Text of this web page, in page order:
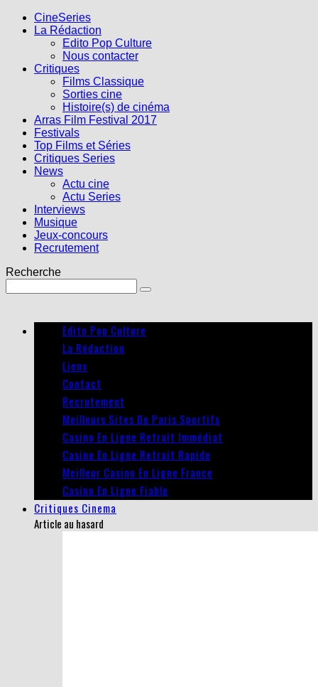
CineSeries
La Rédaction
Edito Pop Culture
Nous contacter
Critiques
Films Classique
Sorties cine
Histoire(s) de cinéma
Arras Film Festival 2017
Festivals
Top Films et Séries
Critiques Series
News
Actu cine
Actu Series
Interviews
Musique
Jeux-concours
Recrutement
Recherche
Edito Pop Culture
La Rédaction
Liens
Contact
Recrutement
Meilleurs Sites De Paris Sportifs
Casino En Ligne Retrait Immédiat
Casino En Ligne Retrait Rapide
Meilleur Casino En Ligne France
Casino En Ligne Fiable
Critiques Cinema
Article au hasard